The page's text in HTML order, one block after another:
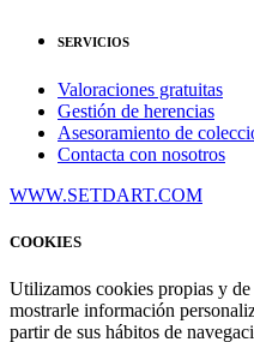
SERVICIOS
Valoraciones gratuitas
Gestión de herencias
Asesoramiento de
Contacta con nosotros
WWW.SETDART.COM
COOKIES
Utilizamos cookies propias y
mostrarle información
partir de sus hábitos de